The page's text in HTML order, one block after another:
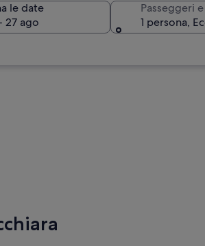
le date
27 ago
Passeggeri
1 persona,